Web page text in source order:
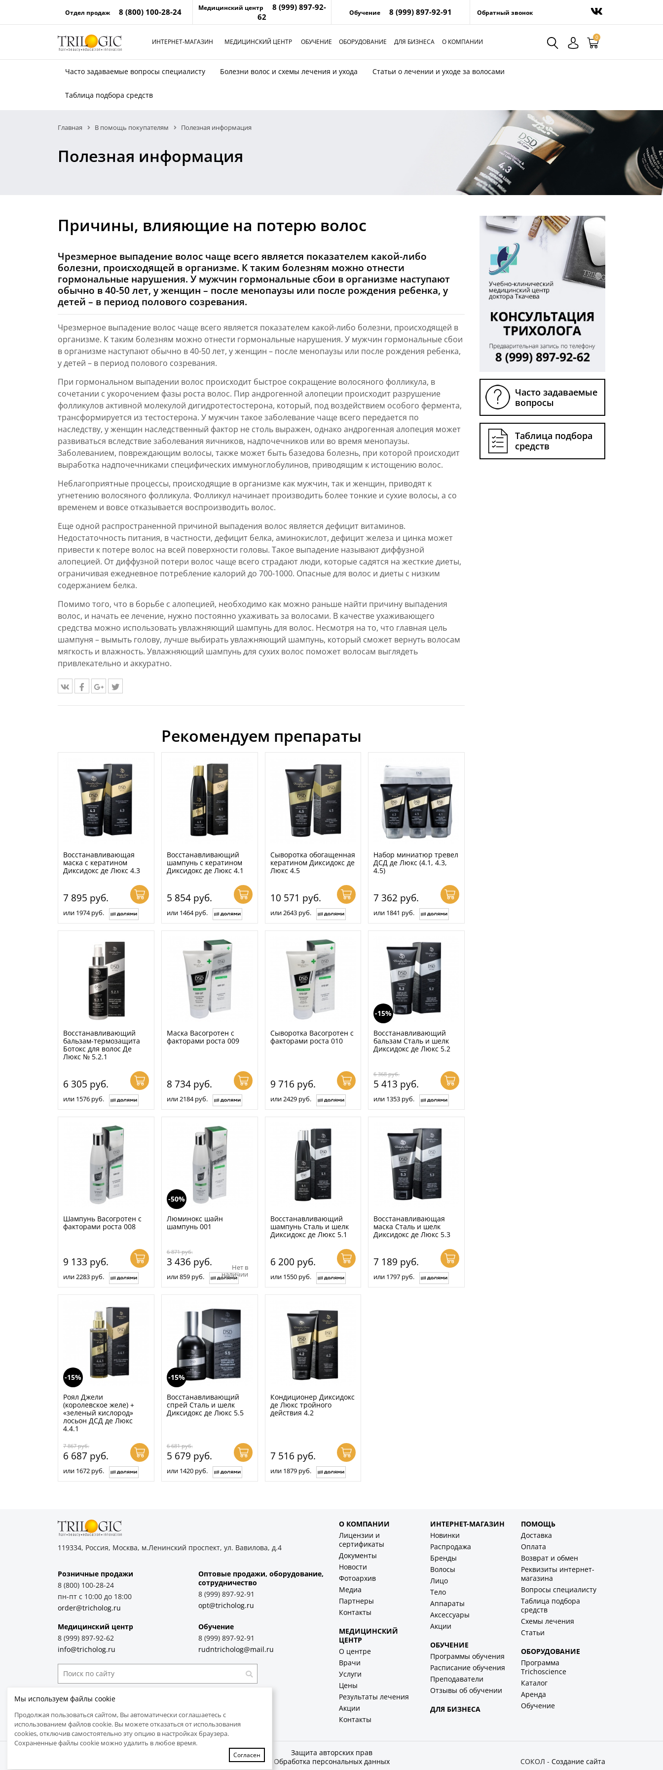
Отдел продаж 8 (800) 100-28-24 Медицинский центр
8 (999) 897-92-
62
Обучение 8 (999) 897-92-91 Обратный звонок
0
ИНТЕРНЕТ-МАГАЗИН МЕДИЦИНСКИЙ ЦЕНТР ОБУЧЕНИЕ ОБОРУДОВАНИЕ ДЛЯ БИЗНЕСА О КОМПАНИИ
Часто задаваемые вопросы специалисту Болезни волос и схемы лечения и ухода Статьи о лечении и уходе за волосами
Таблица подбора средств
Главная В помощь покупателям Полезная информация
Полезная информация
Причины, влияющие на потерю волос
Чрезмерное выпадение волос чаще всего является показателем какой-либо
болезни, происходящей в организме. К таким болезням можно отнести
гормональные нарушения. У мужчин гормональные сбои в организме наступают
обычно в 40-50 лет, у женщин – после менопаузы или после рождения ребенка, у
детей – в период полового созревания.
Чрезмерное выпадение волос чаще всего является показателем какой-либо болезни, происходящей в
организме. К таким болезням можно отнести гормональные нарушения. У мужчин гормональные сбои
в организме наступают обычно в 40-50 лет, у женщин – после менопаузы или после рождения ребенка,
у детей – в период полового созревания.
При гормональном выпадении волос происходит быстрое сокращение волосяного фолликула, в
сочетании с укорочением фазы роста волос. Пир андрогенной алопеции происходит разрушение
фолликулов активной молекулой дигидротестостерона, который, под воздействием особого фермента,
трансформируется из тестостерона. У мужчин такое заболевание чаще всего передается по
наследству, у женщин наследственный фактор не столь выражен, однако андрогенная алопеция может
развиваться вследствие заболевания яичников, надпочечников или во время менопаузы.
Заболеванием, повреждающим волосы, также может быть базедова болезнь, при которой происходит
выработка надпочечниками специфических иммуноглобулинов, приводящим к истощению волос.
Неблагоприятные процессы, происходящие в организме как мужчин, так и женщин, приводят к
угнетению волосяного фолликула. Фолликул начинает производить более тонкие и сухие волосы, а со
временем и вовсе отказывается воспроизводить волос.
Еще одной распространенной причиной выпадения волос является дефицит витаминов.
Недостаточность питания, в частности, дефицит белка, аминокислот, дефицит железа и цинка может
привести к потере волос на всей поверхности головы. Такое выпадение называют диффузной
алопецией. От диффузной потери волос чаще всего страдают люди, которые садятся на жесткие диеты,
ограничивая ежедневное потребление калорий до 700-1000. Опасные для волос и диеты с низким
содержанием белка.
Помимо того, что в борьбе с алопецией, необходимо как можно раньше найти причину выпадения
волос, и начать ее лечение, нужно постоянно ухаживать за волосами. В качестве ухаживающего
средства можно использовать увлажняющий шампунь для волос. Несмотря на то, что главная цель
шампуня – вымыть голову, лучше выбирать увлажняющий шампунь, который сможет вернуть волосам
мягкость и влажность. Увлажняющий шампунь для сухих волос поможет волосам выглядеть
привлекательно и аккуратно.
Рекомендуем препараты
Восстанавливающая
маска с кератином
Диксидокс де Люкс 4.3
7 895 руб.
или 1974 руб.
Восстанавливающий
шампунь с кератином
Диксидокс де Люкс 4.1
5 854 руб.
или 1464 руб.
Сыворотка обогащенная
кератином Диксидокс де
Люкс 4.5
10 571 руб.
или 2643 руб.
Набор миниатюр тревел
ДСД де Люкс (4.1, 4.3,
4.5)
7 362 руб.
или 1841 руб.
Восстанавливающий
бальзам-термозащита
Ботокс для волос Де
Люкс № 5.2.1
6 305 руб.
или 1576 руб.
Маска Васогротен с
факторами роста 009
8 734 руб.
или 2184 руб.
Сыворотка Васогротен с
факторами роста 010
9 716 руб.
или 2429 руб.
-15%
Восстанавливающий
бальзам Сталь и шелк
Диксидокс де Люкс 5.2
6 368руб.
5 413 руб.
или 1353 руб.
Шампунь Васогротен с
факторами роста 008
9 133 руб.
или 2283 руб.
-50%
Люминокс шайн
шампунь 001
6 871руб.
3 436 руб. Нет в
наличии
или 859 руб.
Восстанавливающий
шампунь Сталь и шелк
Диксидокс де Люкс 5.1
6 200 руб.
или 1550 руб.
Восстанавливающая
маска Сталь и шелк
Диксидокс де Люкс 5.3
7 189 руб.
или 1797 руб.
-15%
Роял Джели
(королевское желе) +
«зеленый кислород»
лосьон ДСД де Люкс
4.4.1
7 867руб.
6 687 руб.
или 1672 руб.
-15%
Восстанавливающий
спрей Сталь и шелк
Диксидокс де Люкс 5.5
6 681руб.
5 679 руб.
или 1420 руб.
Кондиционер Диксидокс
де Люкс тройного
действия 4.2
7 516 руб.
или 1879 руб.
Часто задаваемые
вопросы
Таблица подбора
средств
119334, Россия, Москва, м.Ленинский проспект, ул. Вавилова, д.4
Розничные продажи
8 (800) 100-28-24
пн-пт с 10:00 до 18:00
order@tricholog.ru
Оптовые продажи, оборудование,
cотрудничество
8 (999) 897-92-91
opt@tricholog.ru
Медицинский центр
8 (999) 897-92-62
info@tricholog.ru
Обучение
8 (999) 897-92-91
rudntricholog@mail.ru
Принимаем к оплате
О КОМПАНИИ
Лицензии и
сертификаты
Документы
Новости
Фотоархив
Медиа
Партнеры
Контакты
МЕДИЦИНСКИЙ
ЦЕНТР
О центре
Врачи
Услуги
Цены
Результаты лечения
Акции
Контакты
ИНТЕРНЕТ-МАГАЗИН
Новинки
Распродажа
Бренды
Волосы
Лицо
Тело
Аппараты
Аксессуары
Акции
ОБУЧЕНИЕ
Программы обучения
Расписание обучения
Преподаватели
Отзывы об обучении
ДЛЯ БИЗНЕСА
ПОМОЩЬ
Доставка
Оплата
Возврат и обмен
Реквизиты интернет-
магазина
Вопросы специалисту
Таблица подбора
средств
Схемы лечения
Статьи
ОБОРУДОВАНИЕ
Программа
Trichoscience
Каталог
Аренда
Обучение
Защита авторских прав
Обработка персональных данных
СОКОЛ - Создание сайта
Мы используем файлы cookie
Продолжая пользоваться сайтом, Вы автоматически соглашаетесь с
использованием файлов cookie. Вы можете отказаться от использования
cookies, отключив самостоятельно эту опцию в настройках браузера.
Сохраненные файлы cookie можно удалить в любое время.
Согласен